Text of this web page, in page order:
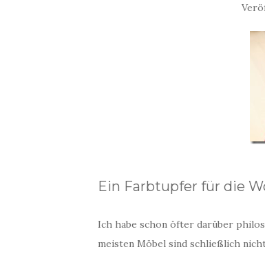
Ein Farbtupfer für die
Ich habe schon öfter darüber
meisten Möbel sind schließlich